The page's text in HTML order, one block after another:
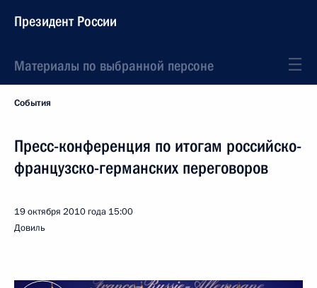
Президент России
Материалы по выбранной персоне
События
Пресс-конференция по итогам российско-
французско-германских переговоров
19 октября 2010 года 15:00
Довиль